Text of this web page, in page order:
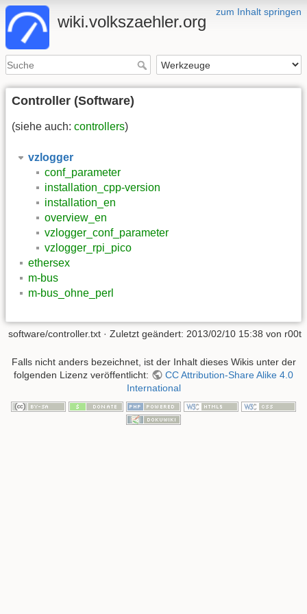
zum Inhalt springen
wiki.volkszaehler.org
Controller (Software)
(siehe auch: controllers)
vzlogger
conf_parameter
installation_cpp-version
installation_en
overview_en
vzlogger_conf_parameter
vzlogger_rpi_pico
ethersex
m-bus
m-bus_ohne_perl
software/controller.txt · Zuletzt geändert: 2013/02/10 15:38 von r00t
Falls nicht anders bezeichnet, ist der Inhalt dieses Wikis unter der
folgenden Lizenz veröffentlicht:
CC Attribution-Share Alike 4.0
International